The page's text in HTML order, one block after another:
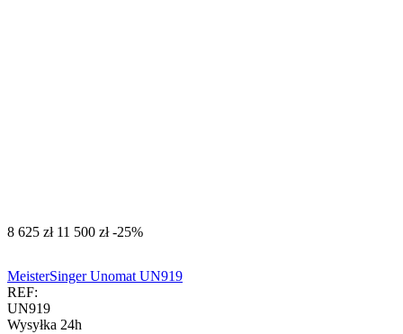
‍8 625‍ zł ‍11 500‍ zł -25%
MeisterSinger Unomat UN919
REF:
UN919
Wysyłka 24h